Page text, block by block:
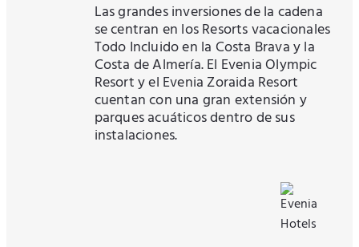
Las grandes inversiones de la cadena
se centran en los Resorts vacacionales
Todo Incluido en la Costa Brava y la
Costa de Almería. El Evenia Olympic
Resort y el Evenia Zoraida Resort
cuentan con una gran extensión y
parques acuáticos dentro de sus
instalaciones.